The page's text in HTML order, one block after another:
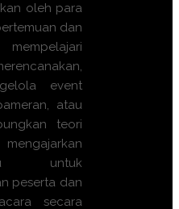
oleh para
dan
event
atau
teori
untuk
peserta dan
secara